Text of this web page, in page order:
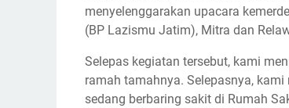
menyelenggarakan upacara
(BP Lazismu Jatim), Mitra dan
Selepas kegiatan tersebut, kami
ramah tamahnya. Selepasnya,
sedang berbaring sakit di Rumah